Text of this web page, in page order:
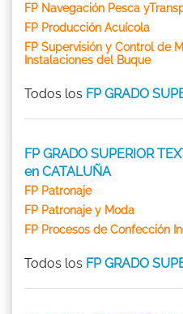
FP Navegación Pesca
FP Producción Acuícola
FP Supervisión y Control de
Instalaciones del Buque
Todos los FP GRADO
FP GRADO SUPERIOR
en CATALUÑA
FP Patronaje
FP Patronaje y Moda
FP Procesos de Confección
Todos los FP GRADO